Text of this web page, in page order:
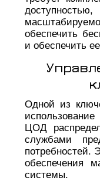
обеспечить
и обеспечить
Одной из
ЦОД
службами
потребностей.
обеспечения
системы.